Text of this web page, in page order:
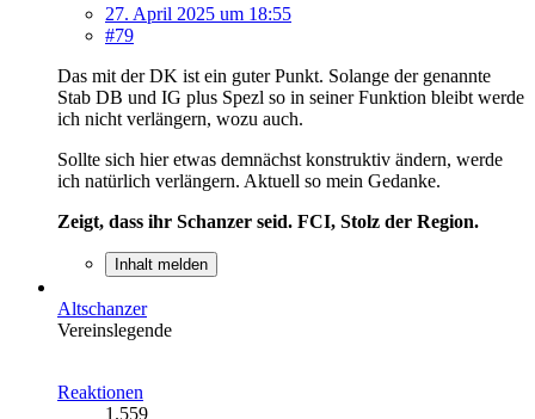
27. April 2025 um 18:55
#79
Das mit der DK ist ein guter Punkt. Solange der genannte
Stab DB und IG plus Spezl so in seiner Funktion bleibt werde
ich nicht verlängern, wozu auch.
Sollte sich hier etwas demnächst konstruktiv ändern, werde
ich natürlich verlängern. Aktuell so mein Gedanke.
Zeigt, dass ihr Schanzer seid. FCI, Stolz der Region.
Inhalt melden
Altschanzer
Vereinslegende
Reaktionen
1.559